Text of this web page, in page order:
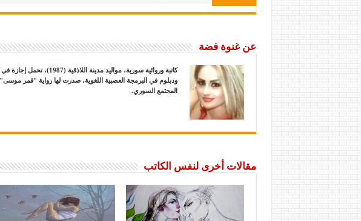
عن غنوة فضة
كاتبة وروائية سورية، مواليد
ودبلوم في البرمجة العصبية اللغوية، صدرت لها رواية "قمر
المجتمع السوري.
مقالات أخرى لنفس الكاتب